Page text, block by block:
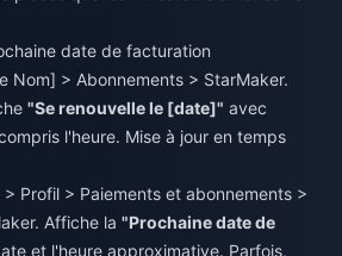
date de facturation
Nom] > Abonnements > StarMaker.
"Se renouvelle le [date]" avec
l'heure. Mise à jour en temps
> Profil > Paiements et abonnements >
Affiche la "Prochaine date de
et l'heure approximative. Parfois,